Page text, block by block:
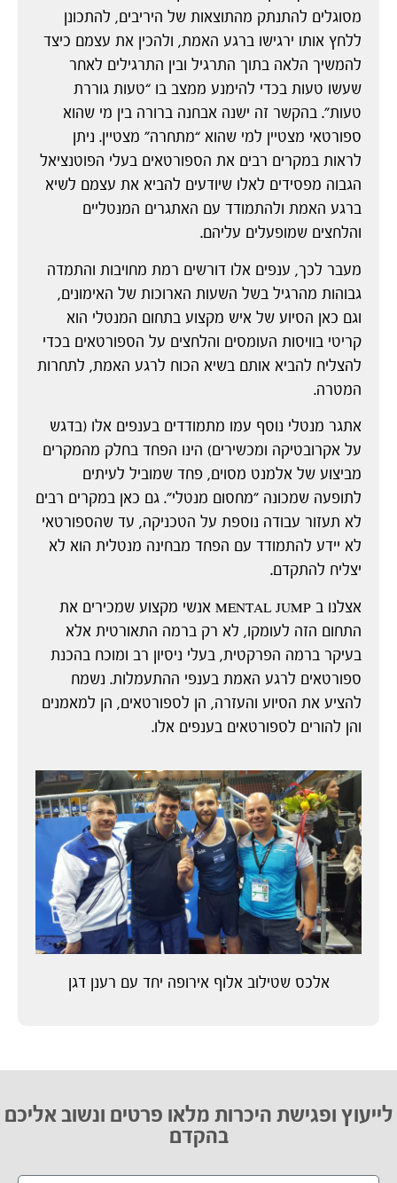
מסוגלים להתנתק מהתוצאות של היריבים, להתכונן
ללחץ אותו ירגישו ברגע האמת, ולהכין את עצמם כיצד
להמשיך הלאה בתוך התרגיל ובין התרגילים לאחר
שעשו טעות בכדי להימנע ממצב בו “טעות גוררת
טעות”. בהקשר זה ישנה אבחנה ברורה בין מי שהוא
ספורטאי מצטיין למי שהוא “מתחרה” מצטיין. ניתן
לראות במקרים רבים את הספורטאים בעלי הפוטנציאל
הגבוה מפסידים לאלו שיודעים להביא את עצמם לשיא
ברגע האמת ולהתמודד עם האתגרים המנטליים
והלחצים שמופעלים עליהם.
מעבר לכך, ענפים אלו דורשים רמת מחויבות והתמדה
גבוהות מהרגיל בשל השעות הארוכות של האימונים,
וגם כאן הסיוע של איש מקצוע בתחום המנטלי הוא
קריטי בוויסות העומסים והלחצים על הספורטאים בכדי
להצליח להביא אותם בשיא הכוח לרגע האמת, לתחרות
המטרה.
אתגר מנטלי נוסף עמו מתמודדים בענפים אלו (בדגש
על אקרובטיקה ומכשירים) הינו הפחד בחלק מהמקרים
מביצוע של אלמנט מסוים, פחד שמוביל לעיתים
לתופעה שמכונה "מחסום מנטלי". גם כאן במקרים רבים
לא תעזור עבודה נוספת על הטכניקה, עד שהספורטאי
לא יידע להתמודד עם הפחד מבחינה מנטלית הוא לא
יצליח להתקדם.
אצלנו ב MENTAL JUMP אנשי מקצוע שמכירים את
התחום הזה לעומקו, לא רק ברמה התאורטית אלא
בעיקר ברמה הפרקטית, בעלי ניסיון רב ומוכח בהכנת
ספורטאים לרגע האמת בענפי ההתעמלות. נשמח
להציע את הסיוע והעזרה, הן לספורטאים, הן למאמנים
והן להורים לספורטאים בענפים אלו.
אלכס שטילוב אלוף אירופה יחד עם רענן דגן
לייעוץ ופגישת היכרות מלאו פרטים ונשוב אליכם
בהקדם​